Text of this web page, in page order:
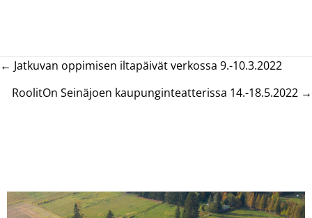
Posts
navigation
← Jatkuvan oppimisen iltapäivät verkossa 9.-10.3.2022
RoolitOn Seinäjoen kaupunginteatterissa 14.-18.5.2022 →